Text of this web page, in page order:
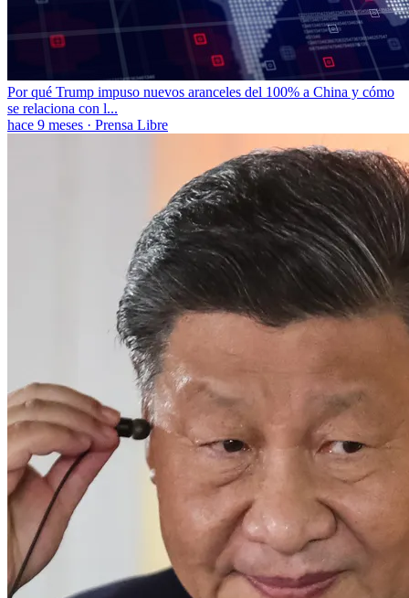
Por qué Trump impuso nuevos aranceles del 100% a China y cómo
se relaciona con l...
hace 9 meses · Prensa Libre